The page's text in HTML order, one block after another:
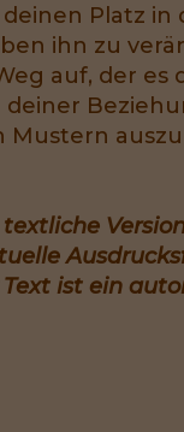
Platz in
ihn zu
auf, der es
deiner
Mustern
ist ein